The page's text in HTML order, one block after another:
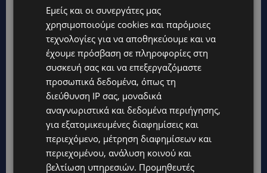
Topics
UPDATES
Εμείς και οι συνεργάτες μας
χρησιμοποιούμε cookies και παρόμοιες
τεχνολογίες για να αποθηκεύουμε και να
έχουμε πρόσβαση σε πληροφορίες στη
συσκευή σας και να επεξεργαζόμαστε
προσωπικά δεδομένα, όπως τη
διεύθυνση IP σας, μοναδικά
αναγνωριστικά και δεδομένα περιήγησης,
για εξατομικευμένες διαφημίσεις και
περιεχόμενο, μέτρηση διαφημίσεων και
περιεχομένου, ανάλυση κοινού και
βελτίωση υπηρεσιών. Προμηθευτές